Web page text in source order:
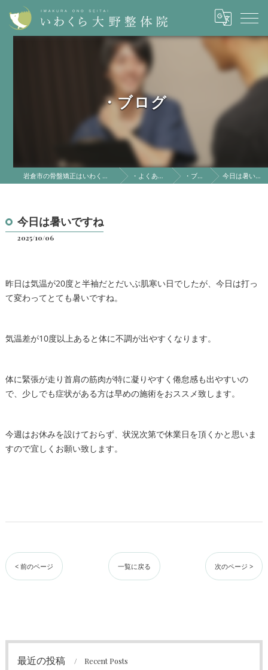
・ブログ
岩倉市の骨盤矯正はいわくら大野整体院 ・よくある質問 ・ブログ 今日は暑いですね
今日は暑いですね
2025/10/06
昨日は気温が20度と半袖だとだいぶ肌寒い日でしたが、今日は打っ
て変わってとても暑いですね。
気温差が10度以上あると体に不調が出やすくなります。
体に緊張が走り首肩の筋肉が特に凝りやすく倦怠感も出やすいの
で、少しでも症状がある方は早めの施術をおススメ致します。
今週はお休みを設けておらず、状況次第で休業日を頂くかと思いま
すので宜しくお願い致します。
< 前のページ 一覧に戻る 次のページ >
最近の投稿 Recent Posts